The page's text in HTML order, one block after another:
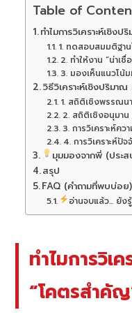
Table of
ทำไมการวิเคราะห์เชิง
1. ทดสอบสมมติฐา
2. ทำให้งาน “น่าเ
3. มองเห็นแนวโน้
วิธีวิเคราะห์เชิงปริม
1. สถิติเชิงพรรณ
2. สถิติเชิงอนุมา
3. การวิเคราะห์ค
4. การวิเคราะห์ปั
มุมมองจากพี่ (ประ
สรุป
FAQ (คำถามที่พบบ่อย)
อ่านจบแล้ว... ยัง
ทำไมการวิเ
“โคตรสำคั